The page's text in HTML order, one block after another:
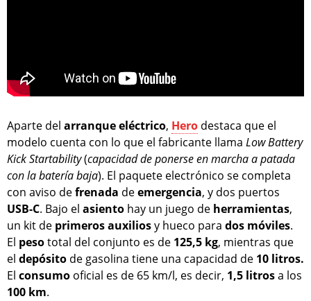
Aparte del arranqueeléctrico, Hero destaca que el
modelo cuenta con lo que el fabricante llama Low Battery
Kick Startability(capacidad de ponerse en marcha a patada
con la batería baja). El paquete electrónico se completa
con aviso defrenada deemergencia, y dos puertos
USB-C. Bajo el asiento hay un juego de herramientas,
un kit de primerosauxiliosy hueco para dos móviles.
El pesototal del conjunto es de 125,5 kg, mientras que
el depósito de gasolina tiene una capacidad de 10 litros.
El consumo oficial es de 65 km/l, es decir, 1,5 litrosa los
100 km.